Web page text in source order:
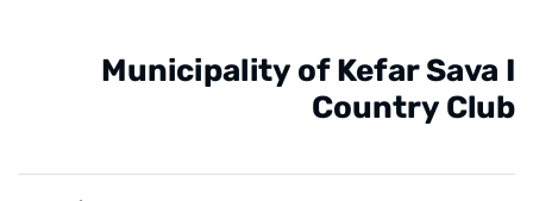
Municipality of Kefar Sava I
Country Club